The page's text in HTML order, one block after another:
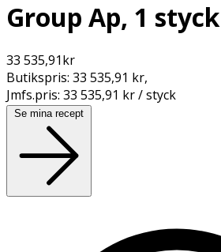
Group Ap, 1 styck
33 535,91kr
Butikspris: 33 535,91 kr,
Jmfs.pris: 33 535,91 kr / styck
Se mina recept